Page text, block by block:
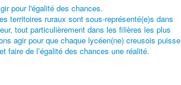
pour l'égalité des chances.
territoires ruraux sont sous-représenté(e)s dans
tout particulièrement dans les filières les plus
agir pour que chaque lycéen(ne) creusois puisse
faire de l’égalité des chances une réalité.